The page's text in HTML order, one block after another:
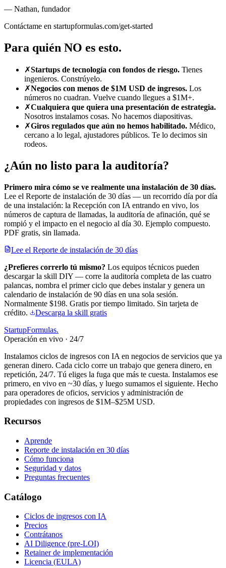
— Nathan, fundador
Contáctame en startupformulas.com/get-started
Para quién NO es esto.
✗Startups de tecnología con fondos de riesgo. Tienes
ingenieros. Constrúyelo.
✗Negocios con menos de $1M USD de ingresos. Los
números no cuadran. Vuelve cuando llegues a $1M+.
✗Cualquiera que quiera una presentación de estrategia.
Nosotros instalamos cosas. No hacemos diapositivas.
✗Giros regulados que aún no hemos habilitado. Médico,
cercano a lo legal, ajustadores públicos. Te lo decimos sin
rodeos.
¿Aún no listo para la auditoría?
Primero mira cómo se ve realmente una instalación de 30 días.
Lee el Reporte de instalación de 30 días — un recorrido día por día
de una instalación: la Recepción con IA entrando en vivo, los
números de captura de llamadas, la auditoría de afinación, qué se
rompió y el impacto en el negocio al día 30. Ejemplo compuesto.
PDF gratis, sin llamada.
Lee el Reporte de instalación de 30 días
¿Prefieres correrlo tú mismo? Los equipos técnicos pueden
descargar la skill DIY — corre la auditoría completa de las cuatro
palancas, nombra el primer ciclo que debes instalar y genera un
calendario de instalación de 90 días en una sola sesión.
Normalmente $198. Gratis por tiempo limitado. Sin tarjeta de
crédito.
Descarga la skill gratis
StartupFormulas.
Operación en vivo · 24/7
Instalamos ciclos de ingresos con IA en negocios de servicios que ya
generan dinero. Cada ciclo corre un trabajo que genera dinero, en
repetición, 24/7. Tú eliges la fuga que más te cuesta. Instalamos ese
primero, en vivo en ~30 días, y luego sumamos el siguiente. Hecho
para operadores de oficios, servicios y administración de
propiedades con ingresos de $1M–$25M USD.
Recursos
Aprende
Reporte de instalación en 30 días
Cómo funciona
Seguridad y datos
Preguntas frecuentes
Catálogo
Ciclos de ingresos con IA
Precios
Contrátanos
AI Diligence (pre-LOI)
Retainer de implementación
Licencia (EULA)